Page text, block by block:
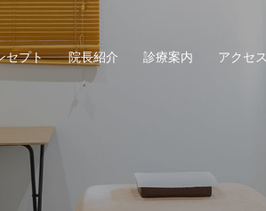
セプト 院長紹介 診療案内 アクセス